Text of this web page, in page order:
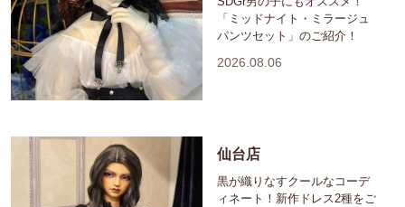
「ミッドナイト・ミラージュ
パンツセット」のご紹介！
2026.08.06
仙台店
黒が織りなすクールなコーデ
ィネート！新作ドレス2種をご